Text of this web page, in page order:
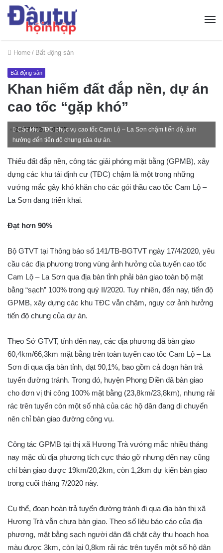
Home / Bất động sản
Bất động sản
Khan hiếm đất đắp nền, dự án
cao tốc “gặp khó”
20/07/2020 385
Các khu TĐC phục vụ cao tốc Cam Lộ – La Sơn chậm tiến độ, ảnh
hưởng đến tiến độ chung của dự án.
Thiếu đất đắp nền, công tác giải phóng mặt bằng (GPMB), xây
dựng các khu tái định cư (TĐC) chậm là một trong những
vướng mắc gây khó khăn cho các gói thầu cao tốc Cam Lộ –
La Sơn đang triển khai.
Đạt hơn 90%
Bộ GTVT tại Thông báo số 141/TB-BGTVT ngày 17/4/2020, yêu
cầu các địa phương trong vùng ảnh hưởng của tuyến cao tốc
Cam Lộ – La Sơn qua địa bàn tỉnh phải bàn giao toàn bộ mặt
bằng “sạch” 100% trong quý II/2020. Tuy nhiên, đến nay, tiến độ
GPMB, xây dựng các khu TĐC vẫn chậm, nguy cơ ảnh hưởng
tiến độ chung của dự án.
Theo Sở GTVT, tính đến nay, các địa phương đã bàn giao
60,4km/66,3km mặt bằng trên toàn tuyến cao tốc Cam Lộ – La
Sơn đi qua địa bàn tỉnh, đạt 90,1%, bao gồm cả đoạn hàn trả
tuyến đường tránh. Trong đó, huyện Phong Điền đã bàn giao
cho đơn vị thi công 100% mặt bằng (23,8km/23,8km), nhưng rải
rác trên tuyến còn một số nhà của các hộ dân đang di chuyển
nên chỉ bàn giao đường công vụ.
Công tác GPMB tại thị xã Hương Trà vướng mắc nhiều tháng
nay mặc dù địa phương tích cực tháo gỡ nhưng đến nay cũng
chỉ bàn giao được 19km/20,2km, còn 1,2km dự kiến bàn giao
trong cuối tháng 7/2020 này.
Cụ thể, đoạn hoàn trả tuyến đường tránh đi qua địa bàn thị xã
Hương Trà vẫn chưa bàn giao. Theo số liệu báo cáo của địa
phương, mặt bằng sạch người dân đã chặt cây thu hoạch hoa
màu được 3km, còn lại 0,8km rải rác trên tuyến một số hộ dân